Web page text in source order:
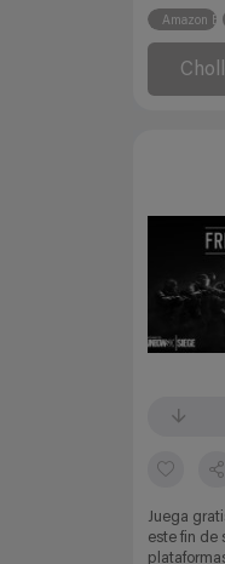
Amazon
Juega
este fin de